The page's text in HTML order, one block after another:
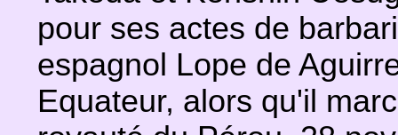
pour ses actes de
espagnol Lope de
Equateur, alors qu'il